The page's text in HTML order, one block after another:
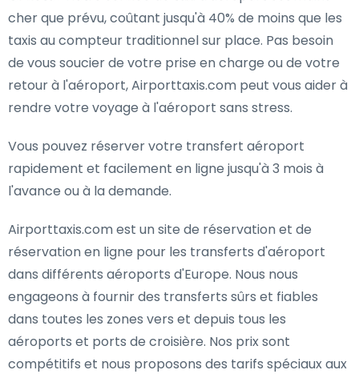
cher que prévu, coûtant jusqu'à 40% de moins que les
taxis au compteur traditionnel sur place. Pas besoin
de vous soucier de votre prise en charge ou de votre
retour à l'aéroport, Airporttaxis.com peut vous aider à
rendre votre voyage à l'aéroport sans stress.
Vous pouvez réserver votre transfert aéroport
rapidement et facilement en ligne jusqu'à 3 mois à
l'avance ou à la demande.
Airporttaxis.com est un site de réservation et de
réservation en ligne pour les transferts d'aéroport
dans différents aéroports d'Europe. Nous nous
engageons à fournir des transferts sûrs et fiables
dans toutes les zones vers et depuis tous les
aéroports et ports de croisière. Nos prix sont
compétitifs et nous proposons des tarifs spéciaux aux